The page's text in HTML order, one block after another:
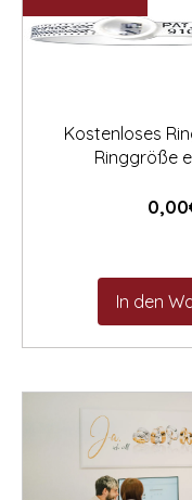
Kostenloses
Ringgröße
In den